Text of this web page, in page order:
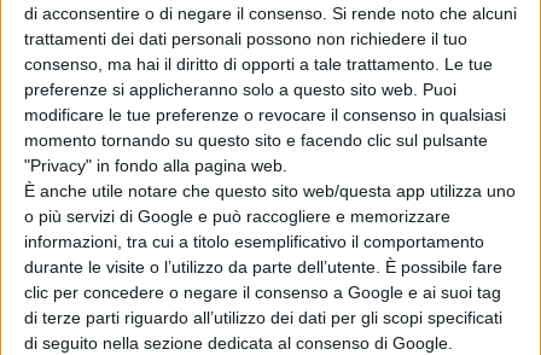
di acconsentire o di negare il consenso. Si rende noto che alcuni
trattamenti dei dati personali possono non richiedere il tuo
consenso, ma hai il diritto di opporti a tale trattamento. Le tue
preferenze si applicheranno solo a questo sito web. Puoi
modificare le tue preferenze o revocare il consenso in qualsiasi
momento tornando su questo sito e facendo clic sul pulsante
"Privacy" in fondo alla pagina web.
È anche utile notare che questo sito web/questa app utilizza uno
o più servizi di Google e può raccogliere e memorizzare
informazioni, tra cui a titolo esemplificativo il comportamento
durante le visite o l’utilizzo da parte dell’utente. È possibile fare
clic per concedere o negare il consenso a Google e ai suoi tag
di terze parti riguardo all’utilizzo dei dati per gli scopi specificati
di seguito nella sezione dedicata al consenso di Google.
alle scuole secondarie di
primo grado di Capannori,
Camigliano e San Leonardo in
Treponzio (due per ciascuna scuola).
“Fare il pieno” al proprio mezzo a due ruote è gratuito,
basta fornirsi di una tesserina magnetica, in
distribuzione all'Urp del Comune in piazza Aldo Moro,
sulla quale vengono inserite una serie di ricariche
gratuite per un determinato periodo di tempo in modo